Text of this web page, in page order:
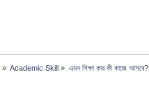
» Academic Skill » এমন শিক্ষা কার কী কাজে আসবে?